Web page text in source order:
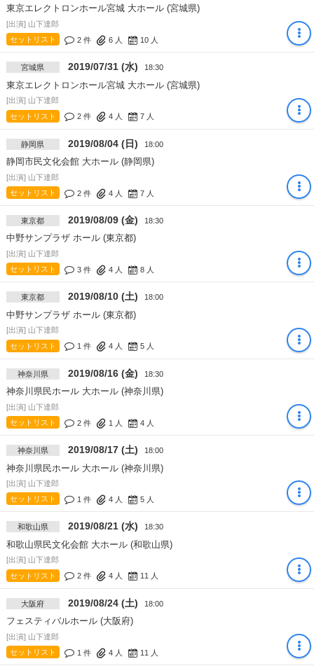
東京エレクトロンホール宮城 大ホール (宮城県)
[出演] 山下達郎
セットリスト
2 件 6人 10人
宮城県 2019/07/31 (水) 18:30
東京エレクトロンホール宮城 大ホール (宮城県)
[出演] 山下達郎
セットリスト
2 件 4人 7人
静岡県 2019/08/04 (日) 18:00
静岡市民文化会館 大ホール (静岡県)
[出演] 山下達郎
セットリスト
2 件 4人 7人
東京都 2019/08/09 (金) 18:30
中野サンプラザ ホール (東京都)
[出演] 山下達郎
セットリスト
3 件 4人 8人
東京都 2019/08/10 (土) 18:00
中野サンプラザ ホール (東京都)
[出演] 山下達郎
セットリスト
1 件 4人 5人
神奈川県 2019/08/16 (金) 18:30
神奈川県民ホール 大ホール (神奈川県)
[出演] 山下達郎
セットリスト
2 件 1 人 4人
神奈川県 2019/08/17 (土) 18:00
神奈川県民ホール 大ホール (神奈川県)
[出演] 山下達郎
セットリスト
1 件 4人 5人
和歌山県 2019/08/21 (水) 18:30
和歌山県民文化会館 大ホール (和歌山県)
[出演] 山下達郎
セットリスト
2 件 4人 11 人
大阪府 2019/08/24 (土) 18:00
フェスティバルホール (大阪府)
[出演] 山下達郎
セットリスト
1 件 4人 11 人